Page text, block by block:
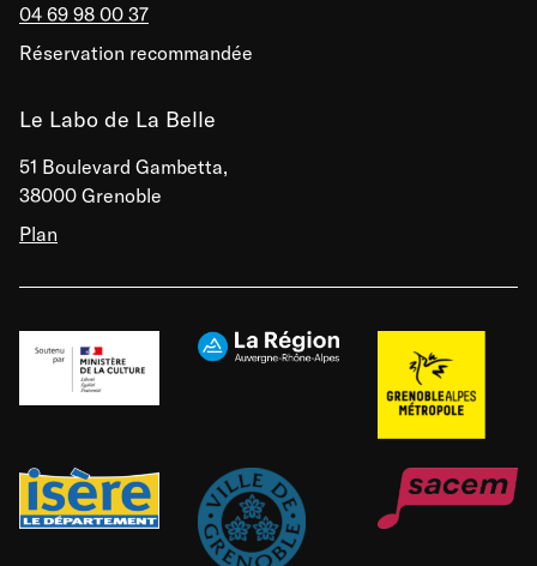
04 69 98 00 37
Réservation recommandée
Le Labo de La Belle
51 Boulevard Gambetta,
38000 Grenoble
Plan